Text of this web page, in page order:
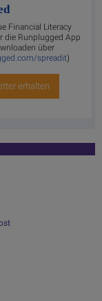
Financial Literacy
die Runplugged App
über
spreadit)
erhalten